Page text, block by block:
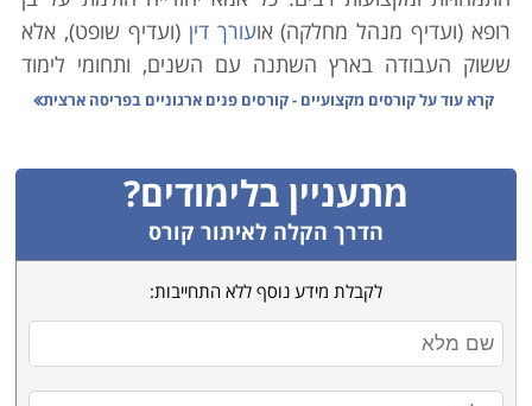
רופא (ועדיף מנהל מחלקה) אועורך דין (ועדיף שופט), אלא
ששוק העבודה בארץ השתנה עם השנים, ותחומי לימוד
אקדמיים רבים אינם מבטיחים עבודה יציבה ופרנסה בענף.
כמו כן ירידת קרנם (הבלתי-מוצדקת) של בתי הספר
המלמדים קורסים מקצועיים גרמה למחסור משמעותי במשק
בידיים עובדות ומיומנות בענפים שונים.
משרד הכלכלה הוא הגורם הממלכתי אשר מנסה לסייע
באיזון הנדרש, וגורמי המחקר הממונים בו פרסמו טבלה
זו אשר מנתחת את המקצועות השונים בהתאם לצרכי השוק,
הביקוש לעובדים והשכר על פי מקצועות. הנתונים בה
מצביעים במובהק על מגמות אשר ממילא מדובר בהן רבות.
קרא עוד עלקורסים מקצועיים - קורסים פנים ארגוניים בפריסה ארצית
מתעניין בלימודים?
הדרך הקלה לאיתור קורס
לקבלת מידע נוסף ללא התחייבות: